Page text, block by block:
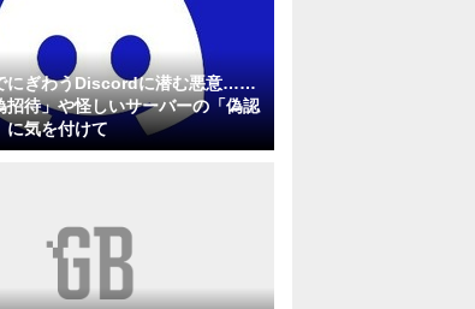
にぎわうDiscordに潜む悪意……
招待」や怪しいサーバーの「偽認
に気を付けて